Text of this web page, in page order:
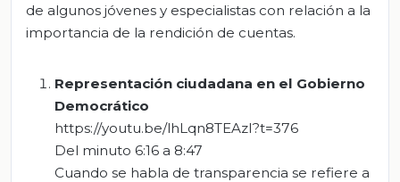
de algunos jóvenes y especialistas con relación a la
importancia de la rendición de cuentas.
Representación ciudadana en el Gobierno
Democrático
https://youtu.be/lhLqn8TEAzI?t=376
Del minuto 6:16 a 8:47
Cuando se habla de transparencia se refiere a